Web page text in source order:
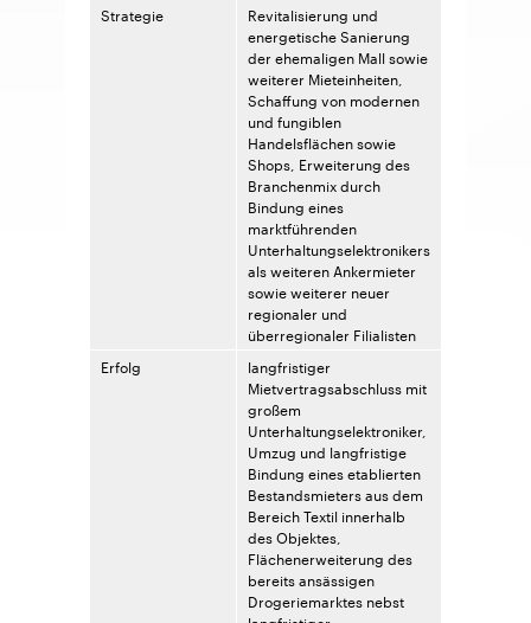
Strategie
Revitalisierung und
energetische Sanierung
der ehemaligen Mall sowie
weiterer Mieteinheiten,
Schaffung von modernen
und fungiblen
Handelsflächen sowie
Shops, Erweiterung des
Branchenmix durch
Bindung eines
marktführenden
Unterhaltungselektronikers
als weiteren Ankermieter
sowie weiterer neuer
regionaler und
überregionaler Filialisten
Erfolg
langfristiger
Mietvertragsabschluss mit
großem
Unterhaltungselektroniker,
Umzug und langfristige
Bindung eines etablierten
Bestandsmieters aus dem
Bereich Textil innerhalb
des Objektes,
Flächenerweiterung des
bereits ansässigen
Drogeriemarktes nebst